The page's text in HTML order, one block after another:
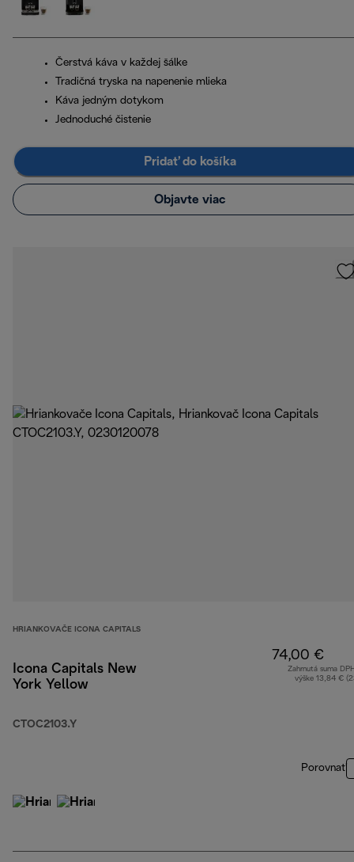
Čerstvá káva v každej šálke
Tradičná tryska na napenenie mlieka
Káva jedným dotykom
Jednoduché čistenie
Pridať do košíka
Objavte viac
HRIANKOVAČE ICONA CAPITALS
Icona Capitals New
York Yellow
CTOC2103.Y
74,00 €
Zahrnutá suma
výške 13,84 €
Porovnať